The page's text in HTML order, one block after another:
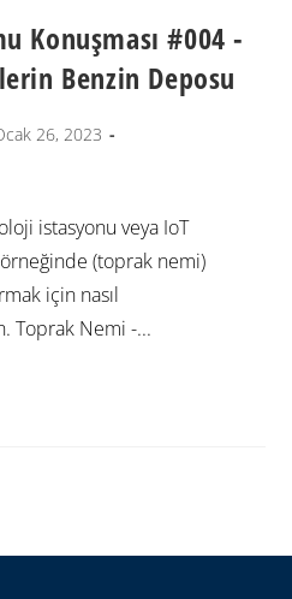
Konuşması #004 -
Benzin Deposu
26, 2023
istasyonu veya IoT
örneğinde (toprak nemi)
için nasıl
Toprak Nemi -...